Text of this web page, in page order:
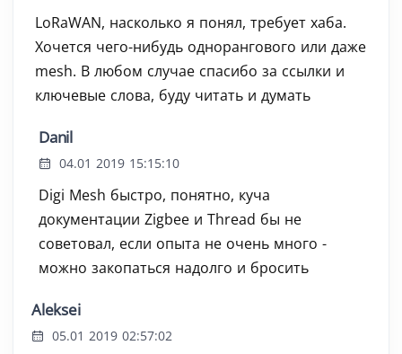
LoRaWAN, насколько я понял, требует хаба.
Хочется чего-нибудь однорангового или даже
mesh. В любом случае спасибо за ссылки и
ключевые слова, буду читать и думать
Danil
04.01 2019 15:15:10
Digi Mesh быстро, понятно, куча
документации Zigbee и Thread бы не
советовал, если опыта не очень много -
можно закопаться надолго и бросить
Aleksei
05.01 2019 02:57:02